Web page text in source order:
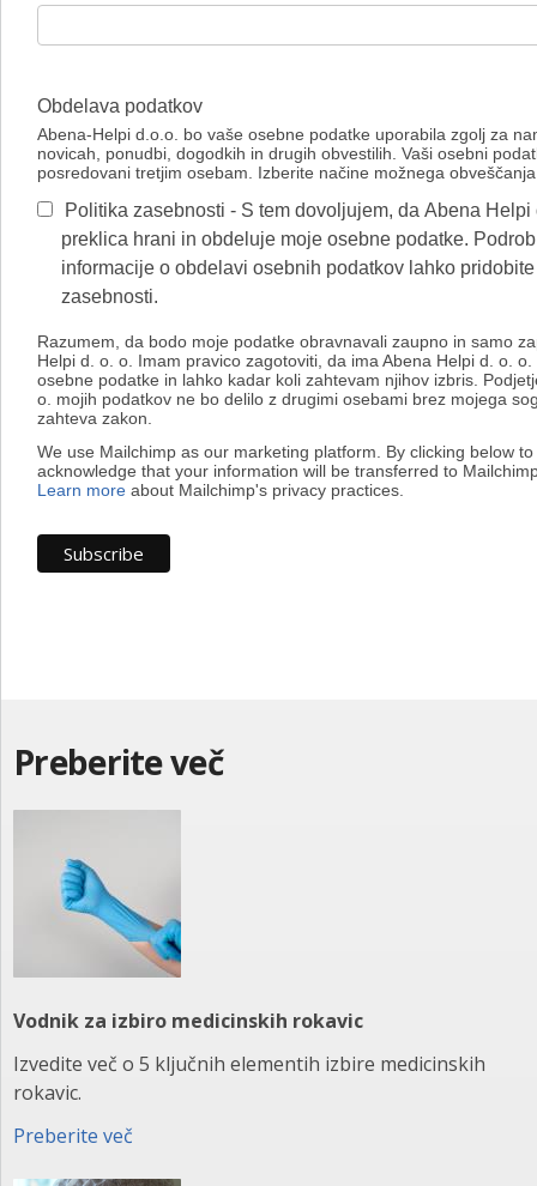
Obdelava podatkov
Abena-Helpi d.o.o. bo vaše osebne podatke uporabila zgolj za
novicah, ponudbi, dogodkih in drugih obvestilih. Vaši osebni
posredovani tretjim osebam. Izberite načine možnega
Politika zasebnosti - S tem dovoljujem, da Abena Helpi
preklica hrani in obdeluje moje osebne podatke.
informacije o obdelavi osebnih podatkov lahko
zasebnosti.
Razumem, da bodo moje podatke obravnavali zaupno in samo
Helpi d. o. o. Imam pravico zagotoviti, da ima Abena Helpi d. o.
osebne podatke in lahko kadar koli zahtevam njihov izbris.
o. mojih podatkov ne bo delilo z drugimi osebami brez mojega
zahteva zakon.
We use Mailchimp as our marketing platform. By clicking below
acknowledge that your information will be transferred to
Learn more about Mailchimp's privacy practices.
Preberite več
Vodnik za izbiro medicinskih rokavic
Izvedite več o 5 ključnih elementih izbire medicinskih
rokavic.
Preberite več